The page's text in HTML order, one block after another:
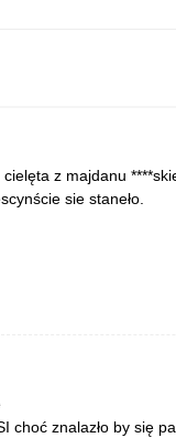
z majdanu
sie staneło.
choć znalazło by się